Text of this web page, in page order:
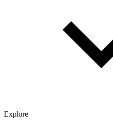
Explore